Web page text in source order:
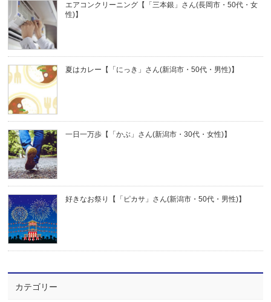
エアコンクリーニング【「三本銀」さん(長岡市・50代・女
性)】
夏はカレー【「にっき」さん(新潟市・50代・男性)】
一日一万歩【「かぶ」さん(新潟市・30代・女性)】
好きなお祭り【「ピカサ」さん(新潟市・50代・男性)】
カテゴリー